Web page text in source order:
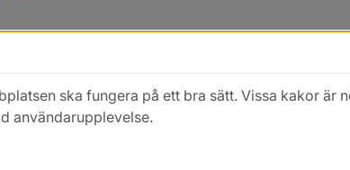
ska fungera på ett bra sätt. Vissa kakor är
användarupplevelse.